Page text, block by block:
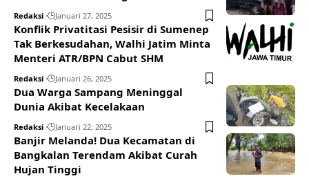
Redaksi Januari 27, 2025
Konflik Privatitasi Pesisir di Sumenep
Tak Berkesudahan, Walhi Jatim Minta
Menteri ATR/BPN Cabut SHM
Redaksi Januari 26, 2025
Dua Warga Sampang Meninggal
Dunia Akibat Kecelakaan
Redaksi Januari 22, 2025
Banjir Melanda! Dua Kecamatan di
Bangkalan Terendam Akibat Curah
Hujan Tinggi